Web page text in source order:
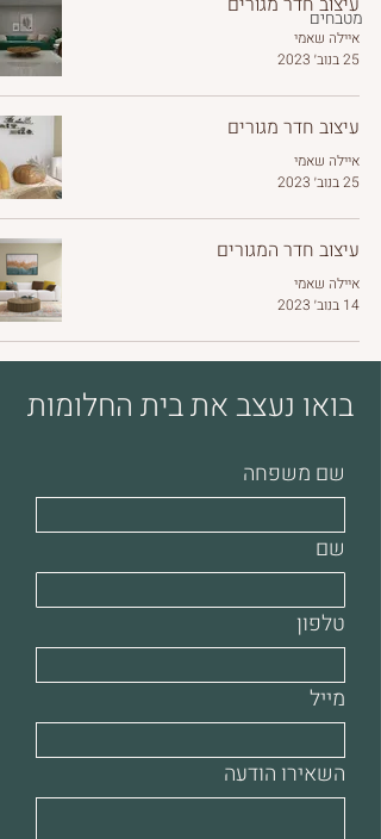
מטבחים
איילה שאמי
25 בנוב׳ 2023
עיצוב חדר מגורים
איילה שאמי
25 בנוב׳ 2023
עיצוב חדר המגורים
איילה שאמי
14 בנוב׳ 2023
בואו נעצב את בית החלומות
שם משפחה
שם
טלפון
מייל
השאירו הודעה